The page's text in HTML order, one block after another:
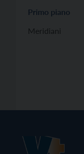
Primo piano
Meridiani